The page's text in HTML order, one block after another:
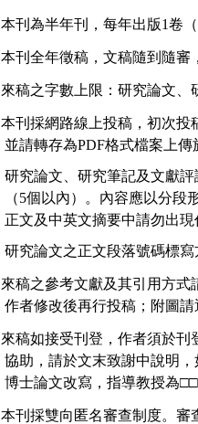
本刊為半年刊，每年出版1卷（
本刊全年徵稿，文稿隨到隨審
來稿之字數上限：研究論文、
本刊採網路線上投稿，初次投
並請轉存為PDF格式檔案上傳
研究論文、研究筆記及文獻
（5個以內）。內容應以分段
正文及中英文摘要中請勿出
研究論文之正文段落號碼標寫
來稿之參考文獻及其引用方式
作者修改後再行投稿；附圖
來稿如接受刊登，作者須於刊
協助，請於文末致謝中說明
博士論文改寫，指導教授為
本刊採雙向匿名審查制度。審